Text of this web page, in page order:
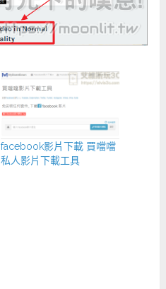
facebook影片下載 買噹噹
私人影片下載工具